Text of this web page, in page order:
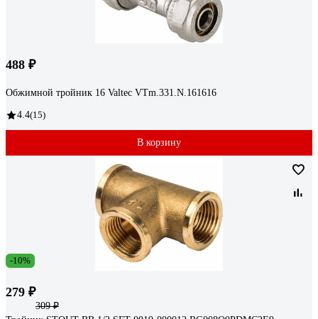
488 ₽
Обжимной тройник 16 Valtec VTm.331.N.161616
4.4(15)
В корзину
-10%
279 ₽
309 ₽